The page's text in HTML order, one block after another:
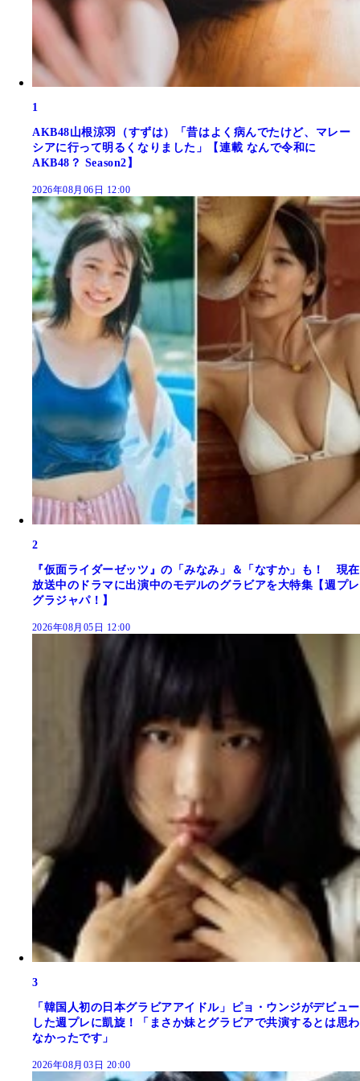
1
AKB48山根涼羽（すずは）「昔はよく病んでたけど、マレー
シアに行って明るくなりました」【連載 なんで令和に
AKB48？ Season2】
2026年08月06日 12:00
2
『仮面ライダーゼッツ』の「みなみ」＆「なすか」も！ 現在
放送中のドラマに出演中のモデルのグラビアを大特集【週プレ
グラジャパ！】
2026年08月05日 12:00
3
「韓国人初の日本グラビアアイドル」ピョ・ウンジがデビュー
した週プレに凱旋！「まさか妹とグラビアで共演するとは思わ
なかったです」
2026年08月03日 20:00